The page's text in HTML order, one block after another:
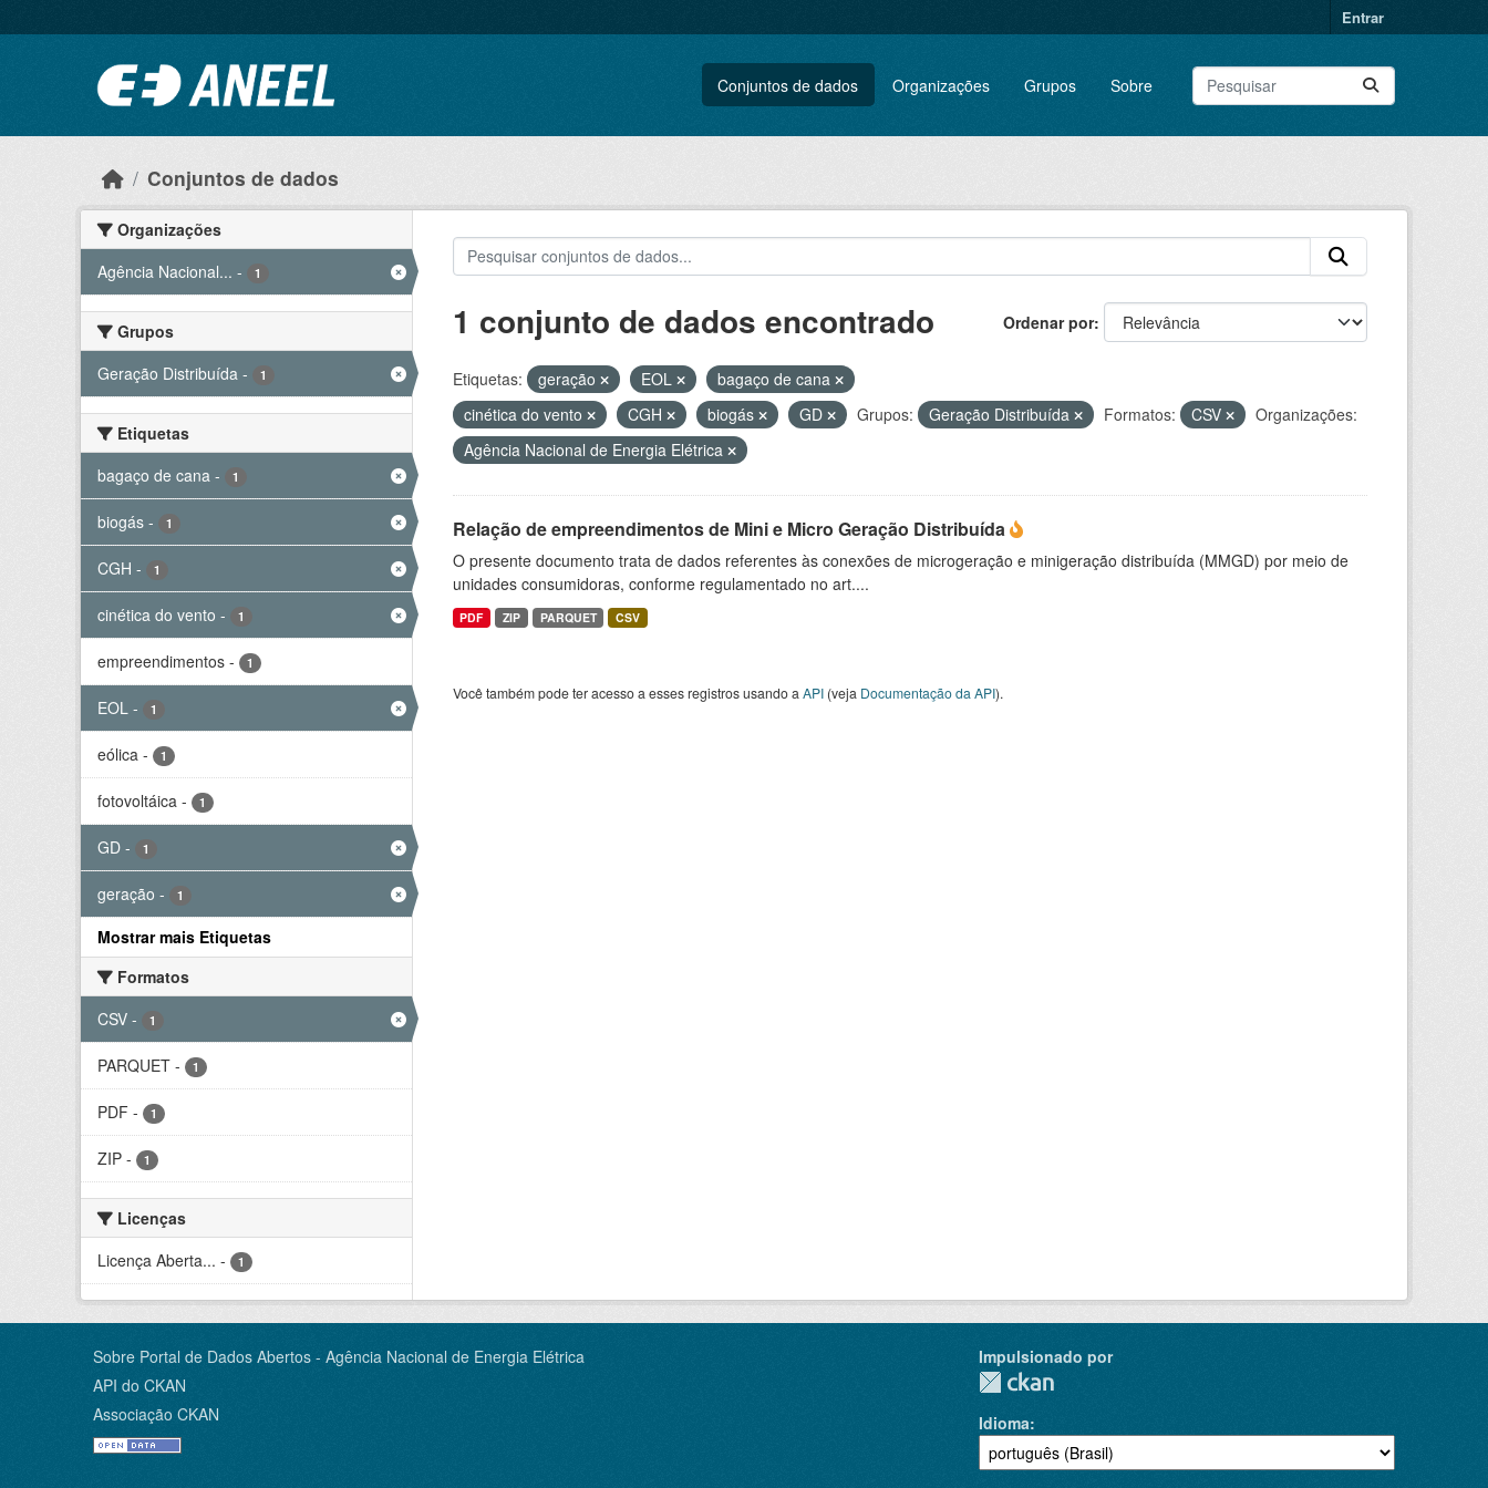
Entrar
Conjuntos de dados Organizações Grupos Sobre
Conjuntos de dados
Organizações
Agência Nacional... - 1
Grupos
Geração Distribuída - 1
Etiquetas
bagaço de cana - 1
biogás - 1
CGH - 1
cinética do vento - 1
empreendimentos - 1
EOL - 1
eólica - 1
fotovoltáica - 1
GD - 1
geração - 1
Mostrar mais Etiquetas
Formatos
CSV - 1
PARQUET - 1
PDF - 1
ZIP - 1
Licenças
Licença Aberta... - 1
Ordenar por
1 conjunto de dados encontrado
Etiquetas: geração EOL
bagaço de cana
cinética do vento
CGH biogás GD Grupos: Geração Distribuída Formatos: CSV
Organizações:
Agência Nacional de Energia Elétrica
Relação de empreendimentos de Mini e Micro Geração Distribuída
O presente documento trata de dados referentes às conexões de microgeração e minigeração distribuída (MMGD) por meio de
unidades consumidoras, conforme regulamentado no art....
PDF ZIP PARQUET CSV
Você também pode ter acesso a esses registros usando a API(veja Documentação da API).
Sobre Portal de Dados Abertos - Agência Nacional de Energia Elétrica
API do CKAN
Associação CKAN
Impulsionado por
Idioma